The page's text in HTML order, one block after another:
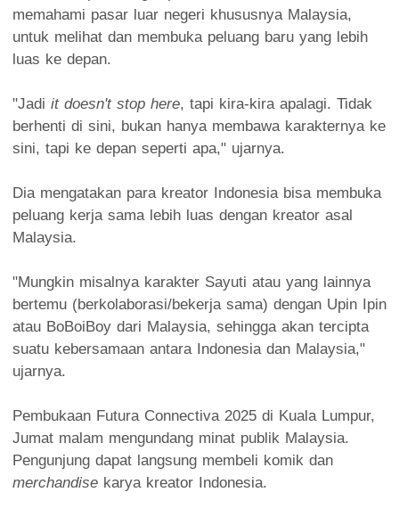
memahami pasar luar negeri khususnya Malaysia,
untuk melihat dan membuka peluang baru yang lebih
luas ke depan.
"Jadi it doesn't stop here, tapi kira-kira apalagi. Tidak
berhenti di sini, bukan hanya membawa karakternya ke
sini, tapi ke depan seperti apa," ujarnya.
Dia mengatakan para kreator Indonesia bisa membuka
peluang kerja sama lebih luas dengan kreator asal
Malaysia.
"Mungkin misalnya karakter Sayuti atau yang lainnya
bertemu (berkolaborasi/bekerja sama) dengan Upin Ipin
atau BoBoiBoy dari Malaysia, sehingga akan tercipta
suatu kebersamaan antara Indonesia dan Malaysia,"
ujarnya.
Pembukaan Futura Connectiva 2025 di Kuala Lumpur,
Jumat malam mengundang minat publik Malaysia.
Pengunjung dapat langsung membeli komik dan
merchandise karya kreator Indonesia.